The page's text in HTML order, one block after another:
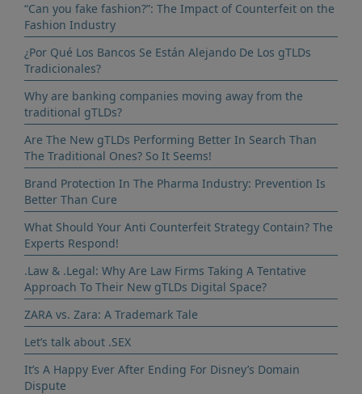
“Can you fake fashion?”: The Impact of Counterfeit on the
Fashion Industry
¿Por Qué Los Bancos Se Están Alejando De Los gTLDs
Tradicionales?
Why are banking companies moving away from the
traditional gTLDs?
Are The New gTLDs Performing Better In Search Than
The Traditional Ones? So It Seems!
Brand Protection In The Pharma Industry: Prevention Is
Better Than Cure
What Should Your Anti Counterfeit Strategy Contain? The
Experts Respond!
.Law & .Legal: Why Are Law Firms Taking A Tentative
Approach To Their New gTLDs Digital Space?
ZARA vs. Zara: A Trademark Tale
Let’s talk about .SEX
It’s A Happy Ever After Ending For Disney’s Domain
Dispute